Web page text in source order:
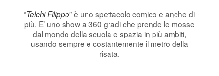
“Telchi Filippo” è uno spettacolo comico e anche di
più. E’ uno show a 360 gradi che prende le mosse
dal mondo della scuola e spazia in più ambiti,
usando sempre e costantemente il metro della
risata.